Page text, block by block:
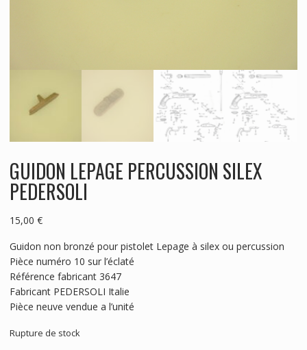
GUIDON LEPAGE PERCUSSION SILEX
PEDERSOLI
15,00 €
Guidon non bronzé pour pistolet Lepage à silex ou percussion
Pièce numéro 10 sur l’éclaté
Référence fabricant 3647
Fabricant PEDERSOLI Italie
Pièce neuve vendue a l’unité
Rupture de stock